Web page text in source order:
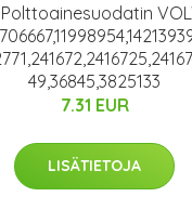
Polttoainesuodatin
49,36845,3825133
7.31 EUR
LISÄTIETOJA